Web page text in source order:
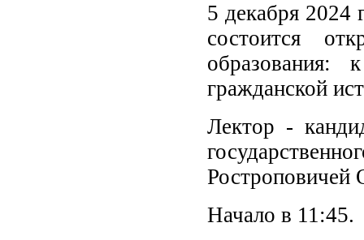
5 декабря 2024
состоится
образования:
гражданской
Лектор -
Ростроповичей
Начало в 11:45.